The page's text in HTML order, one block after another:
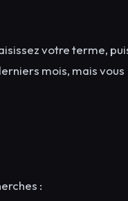
votre terme,
mois, mais vous
: